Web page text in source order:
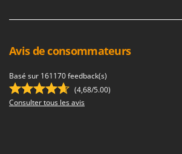
Rover Pompe
Ryobi
S
S.T.P.
Santos
Avis de consommateurs
Basé sur 161170 feedback(s)
(4,68/5.00)
Consulter tous les avis